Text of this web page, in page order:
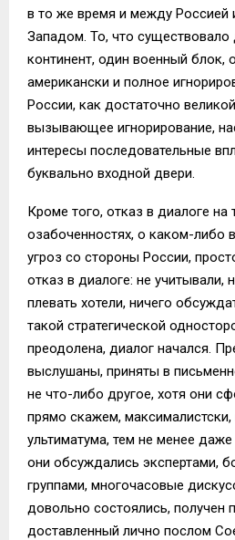
в то же время и между Россией
Западом. То, что существовало
континент, один военный блок,
американски и полное
России, как достаточно
вызывающее игнорирование,
интересы последовательные
буквально входной двери.
Кроме того, отказ в диалоге на
озабоченностях, о каком-либо
угроз со стороны России,
отказ в диалоге: не
плевать хотели, ничего
такой стратегической
преодолена, диалог начался.
выслушаны, приняты в
не что-либо другое, хотя они
прямо скажем, максималистски,
ультиматума, тем не менее
они обсуждались экспертами,
группами, многочасовые
довольно состоялись, получен
доставленный лично послом